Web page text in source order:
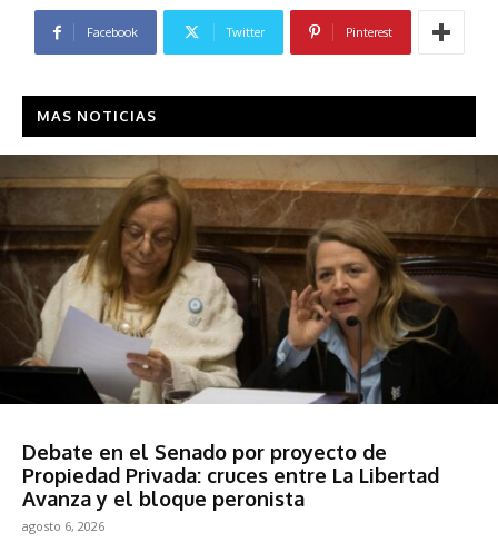
Facebook Twitter Pinterest
MAS NOTICIAS
Debate en el Senado por proyecto de
Propiedad Privada: cruces entre La Libertad
Avanza y el bloque peronista
agosto 6, 2026